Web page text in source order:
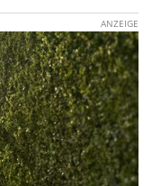
ANZEIGE